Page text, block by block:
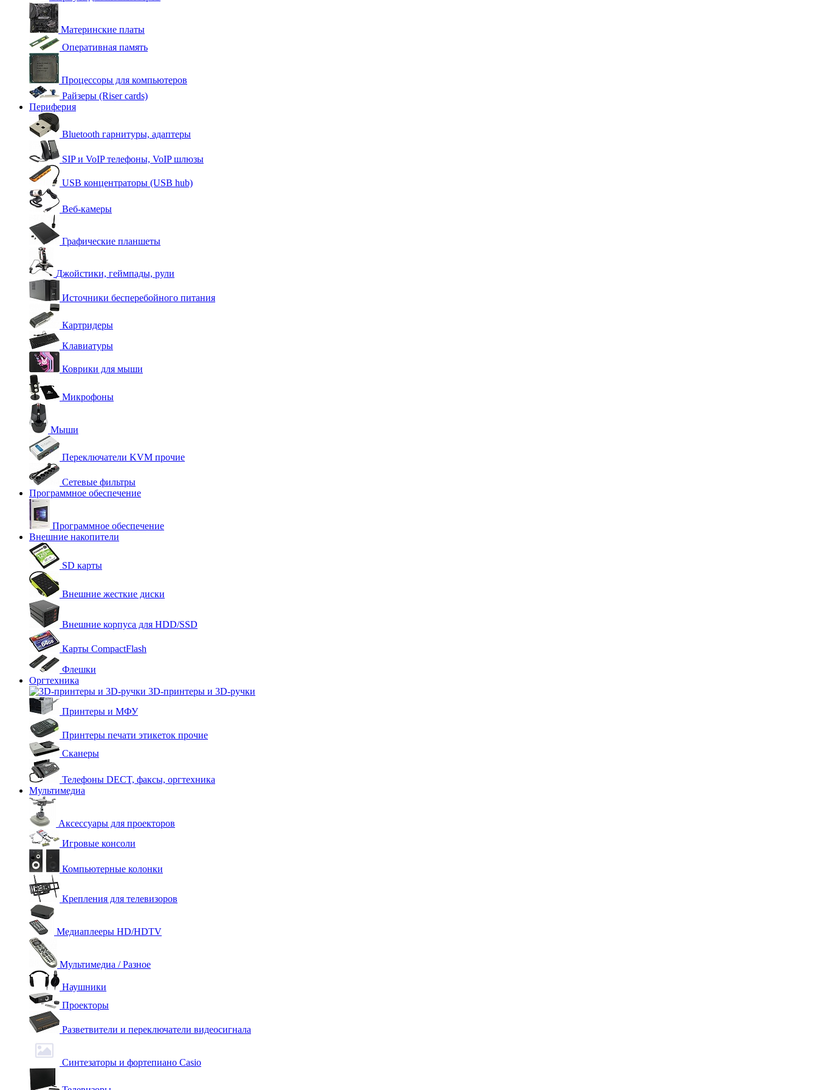
Материнские платы
Оперативная память
Процессоры для компьютеров
Райзеры (Riser cards)
Периферия
Bluetooth гарнитуры, адаптеры
SIP и VoIP телефоны, VoIP шлюзы
USB концентраторы (USB hub)
Веб-камеры
Графические планшеты
Джойстики, геймпады, рули
Источники бесперебойного питания
Картридеры
Клавиатуры
Коврики для мыши
Микрофоны
Мыши
Переключатели KVM прочие
Сетевые фильтры
Программное обеспечение
Программное обеспечение
Внешние накопители
SD карты
Внешние жесткие диски
Внешние корпуса для HDD/SSD
Карты CompactFlash
Флешки
Оргтехника
3D-принтеры и 3D-ручки
Принтеры и МФУ
Принтеры печати этикеток прочие
Сканеры
Телефоны DECT, факсы, оргтехника
Мультимедиа
Аксессуары для проекторов
Игровые консоли
Компьютерные колонки
Крепления для телевизоров
Медиаплееры HD/HDTV
Мультимедиа / Разное
Наушники
Проекторы
Разветвители и переключатели видеосигнала
Синтезаторы и фортепиано Casio